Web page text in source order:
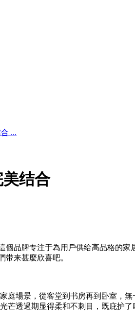
...
结合
品牌专注于為用戶供给高品格的家
来甚麼欣喜吧。
庭場景，從客堂到书房再到卧室，無
芒透過期显得柔和不刺目，既庇护了